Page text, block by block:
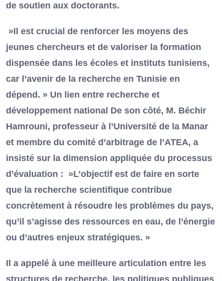
de soutien aux doctorants.
»Il est crucial de renforcer les moyens des
jeunes chercheurs et de valoriser la formation
dispensée dans les écoles et instituts tunisiens,
car l’avenir de la recherche en Tunisie en
dépend. » Un lien entre recherche et
développement national De son côté, M. Béchir
Hamrouni, professeur à l’Université de la Manar
et membre du comité d’arbitrage de l’ATEA, a
insisté sur la dimension appliquée du processus
d’évaluation : »L’objectif est de faire en sorte
que la recherche scientifique contribue
concrètement à résoudre les problèmes du pays,
qu’il s’agisse des ressources en eau, de l’énergie
ou d’autres enjeux stratégiques. »
Il a appelé à une meilleure articulation entre les